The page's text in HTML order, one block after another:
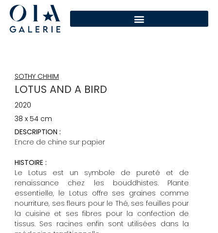
SOTHY CHHIM
LOTUS AND A BIRD
2020
38 x 54 cm
DESCRIPTION :
Encre de chine sur papier
HISTOIRE :
Le Lotus est un symbole de pureté et de
renaissance chez les bouddhistes. Plante
essentielle, le Lotus offre ses graines comme
nourriture, ses fleurs pour le Thé, ses feuilles pour
la cuisine et ses fibres pour la confection de
tissus. Ses racines enfin sont utilisées dans la